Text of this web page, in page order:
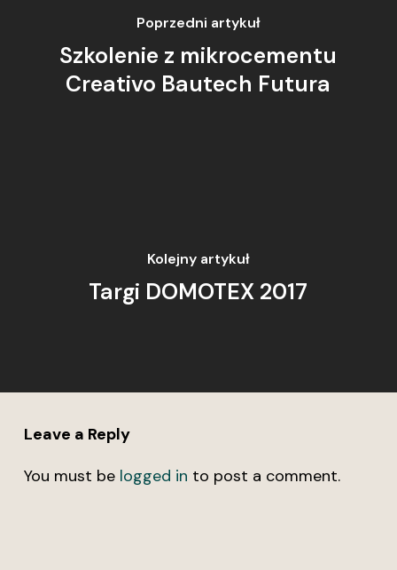
Poprzedni artykuł
Szkolenie z mikrocementu
Creativo Bautech Futura
Kolejny artykuł
Targi DOMOTEX 2017
Leave a Reply
You must be logged in to post a comment.